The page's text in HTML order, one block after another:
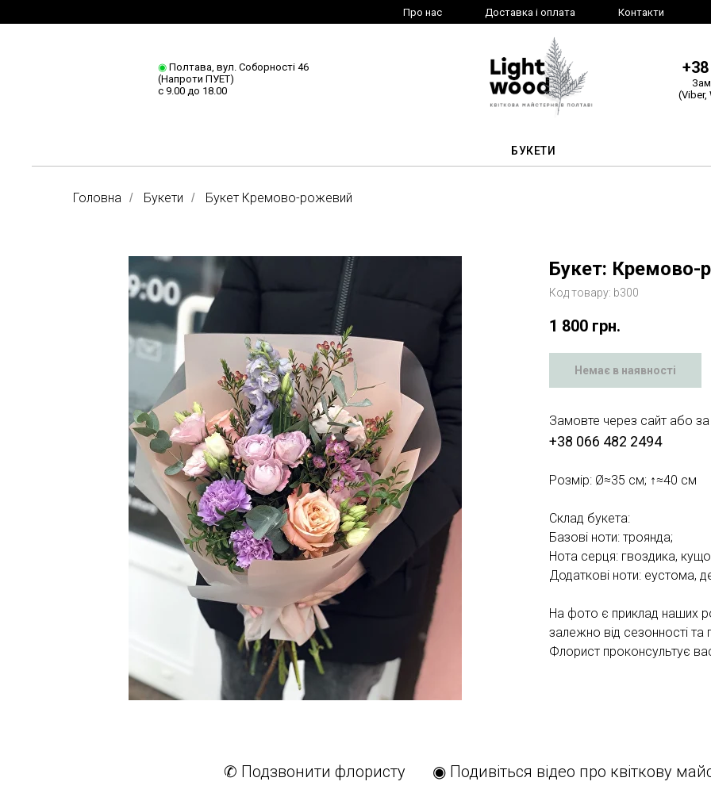
Про нас Доставка і оплата Контакти
◉Полтава, вул. Соборності 46
(Напроти ПУЕТ)
с 9.00 до 18.00
(Viber,
БУКЕТИ
Головна / Букети / Букет Кремово-рожевий
Букет:
Код товару: b300
1 800 грн.
Немає в наявності
Замовте через сайт або
+38 066 482 2494
Розмір: Ø≈35 см; ↑≈40 см
Склад букета:
Базові ноти: троянда;
Нота серця: гвоздика,
Додаткові ноти: еустома,
На фото є приклад наших
залежно від сезонності
Флорист проконсультує
✆ Подзвонити флористу ◉ Подивіться відео про квіткову